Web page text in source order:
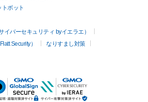
ボット
イバーセキュリティ byイエラエ）
Security）
なりすまし対策